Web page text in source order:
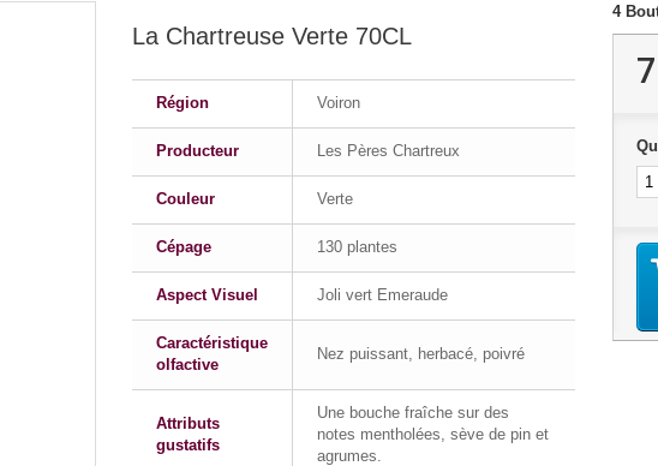
La Chartreuse Verte 70CL
Région Voiron
Producteur Les Pères Chartreux
Couleur Verte
Cépage 130 plantes
Aspect Visuel Joli vert Emeraude
Caractéristique
olfactive
Nez puissant, herbacé, poivré
Attributs
gustatifs
Une bouche fraîche sur des
notes mentholées, sève de pin et
agrumes.
4